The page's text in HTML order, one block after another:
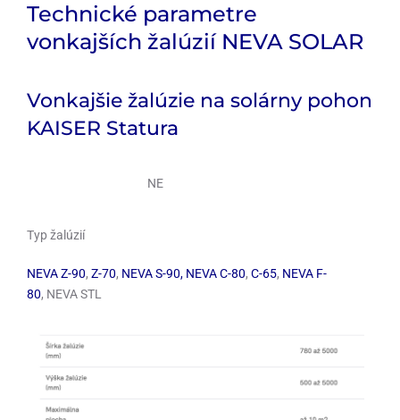
Technické parametre
vonkajších žalúzií NEVA SOLAR
Vonkajšie žalúzie na solárny pohon
KAISER Statura
NE
Typ žalúzií
NEVA Z-90, Z-70, NEVA S-90, NEVA C-80, C-65, NEVA F-
80, NEVA STL